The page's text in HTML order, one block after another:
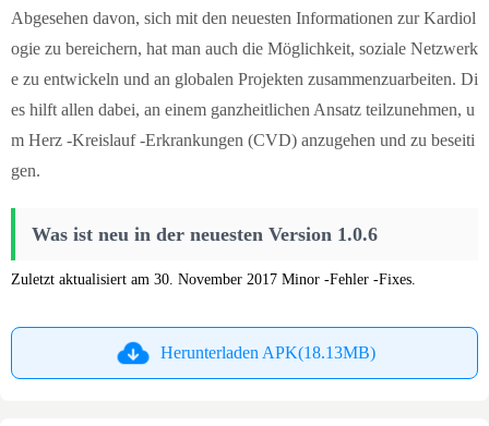
Abgesehen davon, sich mit den neuesten Informationen zur Kardiol
ogie zu bereichern, hat man auch die Möglichkeit, soziale Netzwerk
e zu entwickeln und an globalen Projekten zusammenzuarbeiten. Di
es hilft allen dabei, an einem ganzheitlichen Ansatz teilzunehmen, u
m Herz -Kreislauf -Erkrankungen (CVD) anzugehen und zu beseiti
gen.
Was ist neu in der neuesten Version 1.0.6
Zuletzt aktualisiert am 30. November 2017 Minor -Fehler -Fixes.
Herunterladen APK(18.13MB)